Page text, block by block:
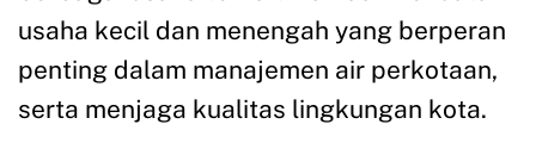
usaha kecil dan menengah yang berperan
penting dalam manajemen air perkotaan,
serta menjaga kualitas lingkungan kota.